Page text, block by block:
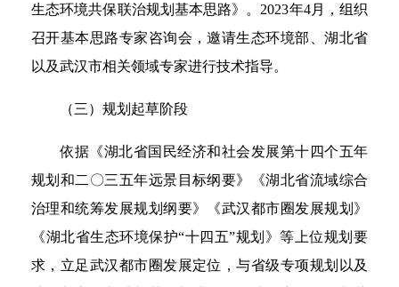
生态环境共保联治规划基本思路》。2023年4月，组织
召开基本思路专家咨询会，邀请生态环境部、湖北省
以及武汉市相关领域专家进行技术指导。
（三）规划起草阶段
依据《湖北省国民经济和社会发展第十四个五年
规划和二〇三五年远景目标纲要》《湖北省流域综合
治理和统筹发展规划纲要》《武汉都市圈发展规划》
《湖北省生态环境保护“十四五”规划》等上位规划要
求，立足武汉都市圈发展定位，与省级专项规划以及